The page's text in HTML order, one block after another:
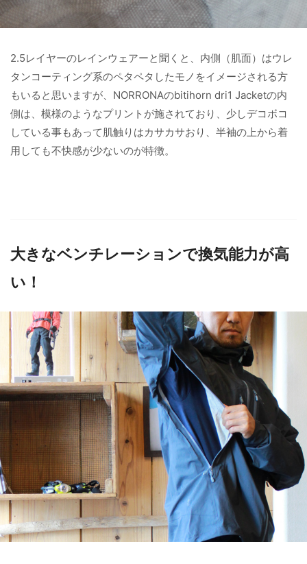
2.5レイヤーのレインウェアーと聞くと、内側（肌面）はウレ
タンコーティング系のペタペタしたモノをイメージされる方
もいると思いますが、NORRONAのbitihorn dri1 Jacketの内
側は、模様のようなプリントが施されており、少しデコボコ
している事もあって肌触りはカサカサおり、半袖の上から着
用しても不快感が少ないのが特徴。
大きなベンチレーションで換気能力が高
い！